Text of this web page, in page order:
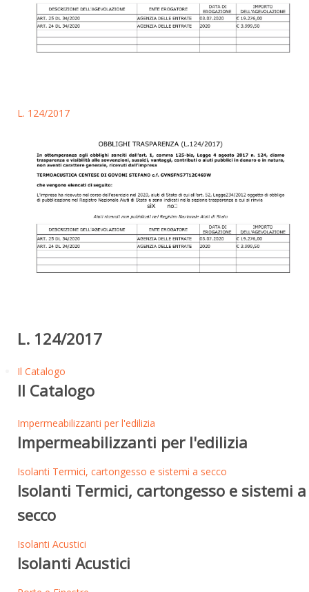
L. 124/2017
L. 124/2017
Il Catalogo
Il Catalogo
Impermeabilizzanti per l'edilizia
Impermeabilizzanti per l'edilizia
Isolanti Termici, cartongesso e sistemi a secco
Isolanti Termici, cartongesso e sistemi a
secco
Isolanti Acustici
Isolanti Acustici